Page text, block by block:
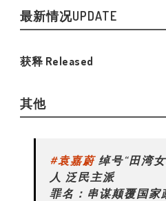
最新情况UPDATE
获释 Released
其他
#袁嘉蔚绰号“田湾
人 泛民主派
罪名：串谋颠覆国家